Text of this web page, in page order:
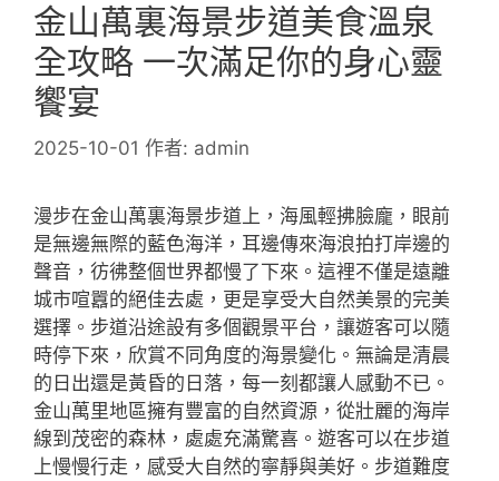
金山萬裏海景步道美食溫泉
全攻略 一次滿足你的身心靈
饗宴
2025-10-01 作者: admin
漫步在金山萬裏海景步道上，海風輕拂臉龐，眼前
是無邊無際的藍色海洋，耳邊傳來海浪拍打岸邊的
聲音，彷彿整個世界都慢了下來。這裡不僅是遠離
城市喧囂的絕佳去處，更是享受大自然美景的完美
選擇。步道沿途設有多個觀景平台，讓遊客可以隨
時停下來，欣賞不同角度的海景變化。無論是清晨
的日出還是黃昏的日落，每一刻都讓人感動不已。
金山萬里地區擁有豐富的自然資源，從壯麗的海岸
線到茂密的森林，處處充滿驚喜。遊客可以在步道
上慢慢行走，感受大自然的寧靜與美好。步道難度